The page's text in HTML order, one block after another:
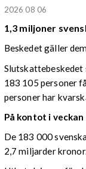
2026 08 06
1,3 miljoner
Beskedet gäller
Slutskattebeskedet
183 105 personer
personer har
På kontot i veckan
De 183 000
2,7 miljarder